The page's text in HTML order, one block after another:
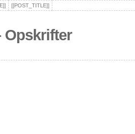
[[POST_TITLE]]
Opskrifter